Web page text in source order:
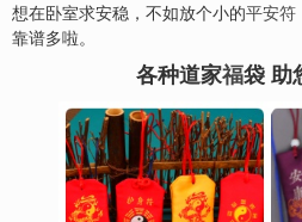
想在卧室求安稳，不如放个小的平安符
靠谱多啦。
各种道家福袋 助